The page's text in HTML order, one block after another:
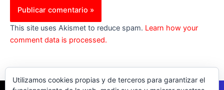
This site uses Akismet to reduce spam. Learn how your
comment data is processed.
Utilizamos cookies propias y de terceros para garantizar el